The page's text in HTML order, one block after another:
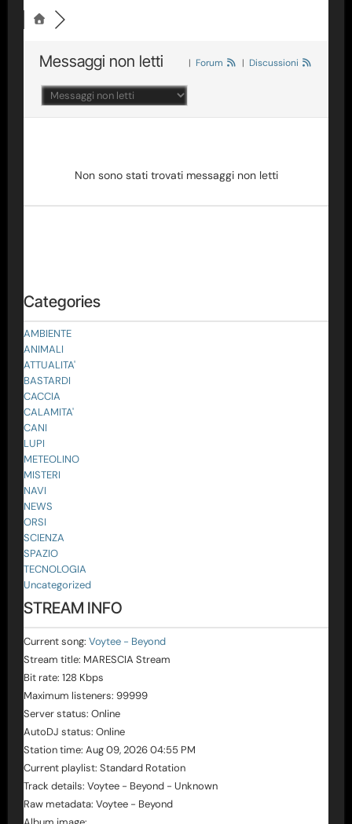
Messaggi non letti | Forum | Discussioni
Non sono stati trovati messaggi non letti
Categories
AMBIENTE
ANIMALI
ATTUALITA'
BASTARDI
CACCIA
CALAMITA'
CANI
LUPI
METEOLINO
MISTERI
NAVI
NEWS
ORSI
SCIENZA
SPAZIO
TECNOLOGIA
Uncategorized
STREAM INFO
Current song: Voytee - Beyond
Stream title: MARESCIA Stream
Bit rate: 128 Kbps
Maximum listeners: 99999
Server status: Online
AutoDJ status: Online
Station time: Aug 09, 202604:55 PM
Current playlist: Standard Rotation
Track details: Voytee- Beyond- Unknown
Raw metadata: Voytee - Beyond